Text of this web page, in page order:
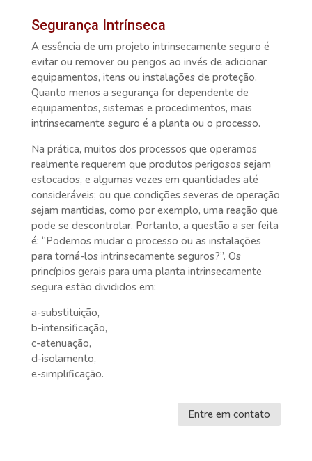
Segurança Intrínseca
A essência de um projeto intrinsecamente seguro é
evitar ou remover ou perigos ao invés de adicionar
equipamentos, itens ou instalações de proteção.
Quanto menos a segurança for dependente de
equipamentos, sistemas e procedimentos, mais
intrinsecamente seguro é a planta ou o processo.
Na prática, muitos dos processos que operamos
realmente requerem que produtos perigosos sejam
estocados, e algumas vezes em quantidades até
consideráveis; ou que condições severas de operação
sejam mantidas, como por exemplo, uma reação que
pode se descontrolar. Portanto, a questão a ser feita
é: “Podemos mudar o processo ou as instalações
para torná-los intrinsecamente seguros?”. Os
princípios gerais para uma planta intrinsecamente
segura estão divididos em:
a-substituição,
b-intensificação,
c-atenuação,
d-isolamento,
e-simplificação.
Entre em contato